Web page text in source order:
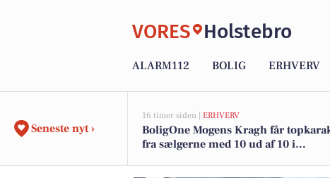
VORES Holstebro
ALARM112 BOLIG ERHVERV
Seneste nyt ›
16 timer siden | ERHVERV
BoligOne Mogens Kragh får
fra sælgerne med 10 ud af 10 i